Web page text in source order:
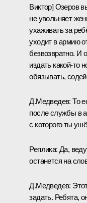
Виктор] Озеров
не увольняет
ухаживать за
уходит в армию
безвозвратно. И
издать какой‑то
обязывать,
Д.Медведев: То
после службы в
с которого ты
Реплика: Да,
останется на
Д.Медведев:
задать. Ребята,